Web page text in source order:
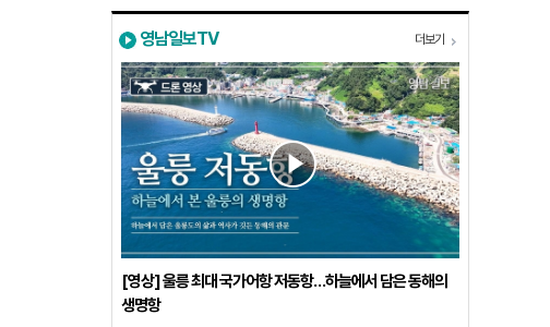
영남일보TV 더보기
[영상] 울릉 최대 국가어항 저동항…하늘에서 담은 동해의
생명항